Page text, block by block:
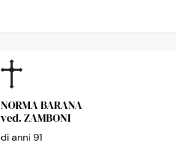
NORMA BARANA
ved. ZAMBONI
di anni 91